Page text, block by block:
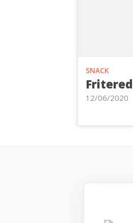
SNACK
12/06/2020